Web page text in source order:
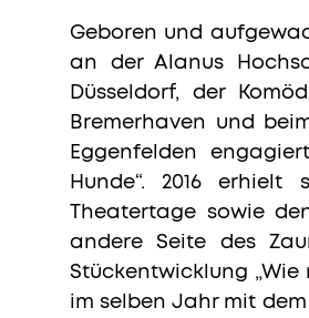
Geboren und
an der Alanus
Düsseldorf, der
Bremerhaven und
Eggenfelden
Hunde“. 2016
Theatertage sowie
andere Seite des
Stückentwicklung
im selben Jahr mit dem